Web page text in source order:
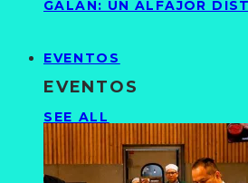
GALÁN: UN ALFAJOR
EVENTOS
EVENTOS
SEE ALL